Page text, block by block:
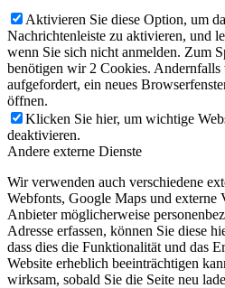
Aktivieren Sie diese Option, um
Nachrichtenleiste zu aktivieren, und
wenn Sie sich nicht anmelden. Zum
benötigen wir 2 Cookies. Andernfalls
aufgefordert, ein neues
öffnen.
Klicken Sie hier, um wichtige
deaktivieren.
Andere externe Dienste
Wir verwenden auch verschiedene
Webfonts, Google Maps und externe
Anbieter möglicherweise
Adresse erfassen, können Sie diese
dass dies die Funktionalität und das
Website erheblich beeinträchtigen
wirksam, sobald Sie die Seite neu